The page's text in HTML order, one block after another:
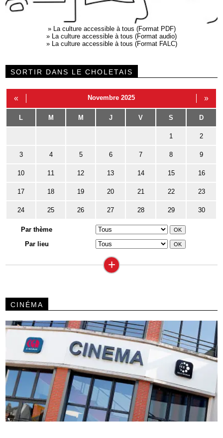
»
La culture accessible à tous (Format PDF)
»
La culture accessible à tous (Format audio)
»
La culture accessible à tous (Format FALC)
SORTIR DANS LE CHOLETAIS
« Novembre 2025 »
L M M J V S D
1 2
3 4 5 6 7 8 9
10 11 12 13 14 15 16
17 18 19 20 21 22 23
24 25 26 27 28 29 30
Par thème
Par lieu
+
CINÉMA